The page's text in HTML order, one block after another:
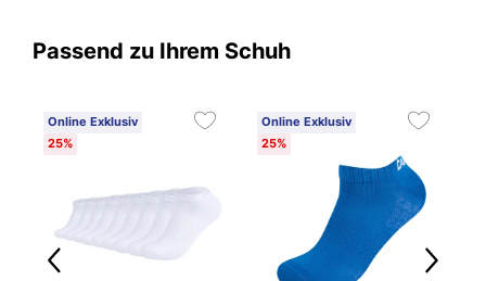
Passend zu Ihrem Schuh
Online Exklusiv
25%
Online Exklusiv
25%